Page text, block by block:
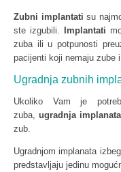
Zubni implantati su
ste izgubili. Implantati
zuba ili u potpunosti
pacijenti koji nemaju zube
Ugradnja zubnih
Ukoliko Vam je
zuba, ugradnja implanata
zub.
Ugradnjom implanata
predstavljaju jedinu